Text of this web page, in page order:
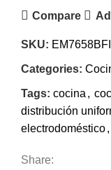
Compare
SKU:
Categories:
Tags: cocina ,
distribución
electrodoméstico,
Share: